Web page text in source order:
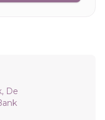
De